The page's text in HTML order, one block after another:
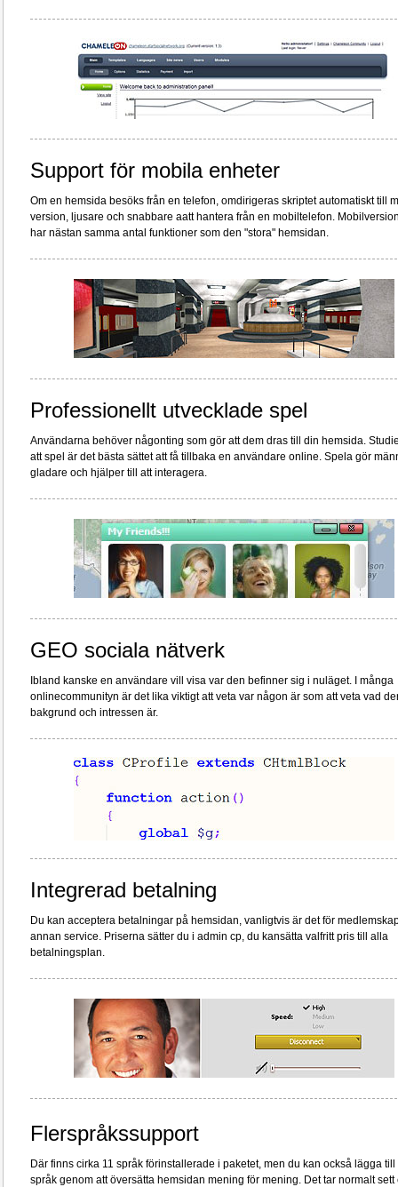
Support för mobila enheter
Om en hemsida besöks från en telefon, omdirigeras skriptet automatiskt till
version, ljusare och snabbare aatt hantera från en mobiltelefon.
har nästan samma antal funktioner som den "stora" hemsidan.
Professionellt utvecklade spel
Användarna behöver någonting som gör att dem dras till din hemsida.
att spel är det bästa sättet att få tillbaka en användare online. Spela gör
gladare och hjälper till att interagera.
GEO sociala nätverk
Ibland kanske en användare vill visa var den befinner sig i nuläget. I många
onlinecommunityn är det lika viktigt att veta var någon är som att veta vad
bakgrund och intressen är.
Integrerad betalning
Du kan acceptera betalningar på hemsidan, vanligtvis är det för
annan service. Priserna sätter du i admin cp, du kansätta valfritt pris till alla
betalningsplan.
Flerspråkssupport
Där finns cirka 11 språk förinstallerade i paketet, men du kan också lägga till
språk genom att översätta hemsidan mening för mening. Det tar normalt sett